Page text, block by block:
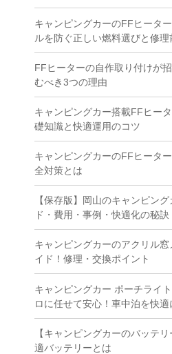
キャンピングカーのFFヒータ
ルを防ぐ正しい燃料選びと修
FFヒーターの自作取り付けが
むべき3つの理由
キャンピングカー搭載FFヒー
礎知識と快適運用のコツ
キャンピングカーのFFヒータ
全対策とは
【保存版】岡山のキャンピン
ド・費用・事例・快適化の秘訣
キャンピングカーのアクリル
イド！修理・交換ポイント
キャンピングカー ポーチライ
ロに任せて安心！車中泊を快適
【キャンピングカーのバッテ
適バッテリーとは